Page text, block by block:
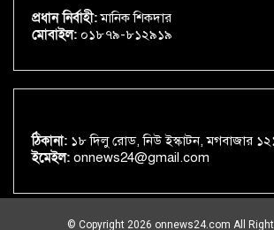
প্রধান নির্বাহী:মানিক শিকদার
মোবাইল: ০১৮৭৯-৮১২৯১৯
ঠিকানা: ১৮ দিলু রোড, নিউ ইস্কাটন, মগবাজার
ইমেইল: onnews24@gmail.com
© Copyright 2026 onnews24.com All